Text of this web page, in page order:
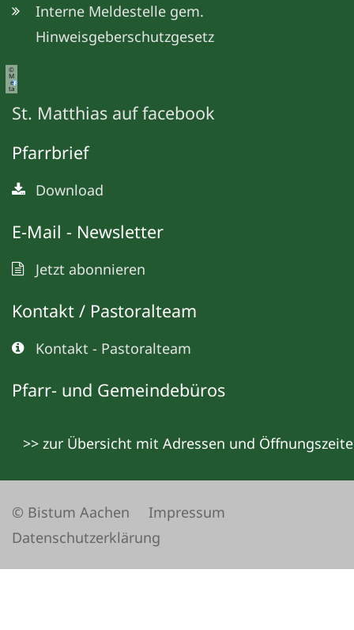
Interne Meldestelle gem.
Hinweisgeberschutzgesetz
©
M
e
ta
St. Matthias auf facebook
Pfarrbrief
Download
E-Mail - Newsletter
Jetzt abonnieren
Kontakt / Pastoralteam
Kontakt - Pastoralteam
Pfarr- und Gemeindebüros
>> zur Übersicht mit Adressen und
© Bistum Aachen
Impressum
Datenschutzerklärung